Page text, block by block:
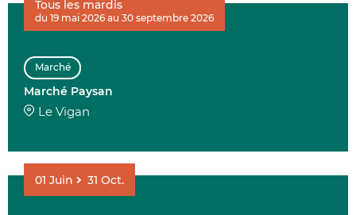
Marché
Marché Paysan
Le Vigan
Tous les mardis
du 19 mai 2026 au 30 septembre 2026
01 Juin 31 Oct.